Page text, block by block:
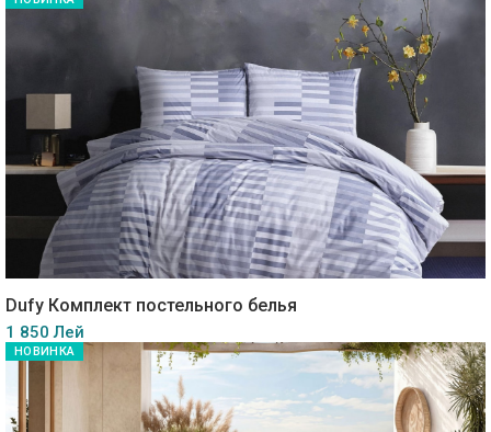
Dufy Комплект постельного белья
1 850 Лей
НОВИНКА